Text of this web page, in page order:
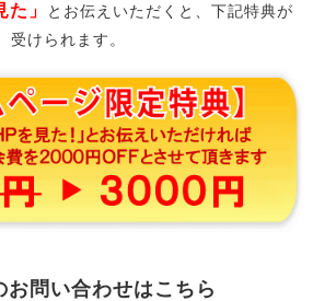
た」
とお伝えいただくと、下記特典が
受けられます。
お問い合わせはこちら